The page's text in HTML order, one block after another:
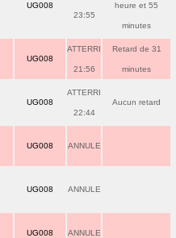
UG008
23:55
heure et 55
minutes
UG008
ATTERRI
21:56
Retard de 31
minutes
UG008
ATTERRI
22:44
Aucun retard
UG008 ANNULE
UG008 ANNULE
UG008 ANNULE